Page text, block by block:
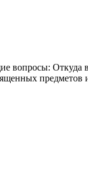
вопросы: Откуда
предметов